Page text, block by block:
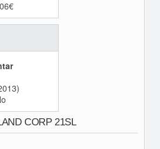
CORP 21SL